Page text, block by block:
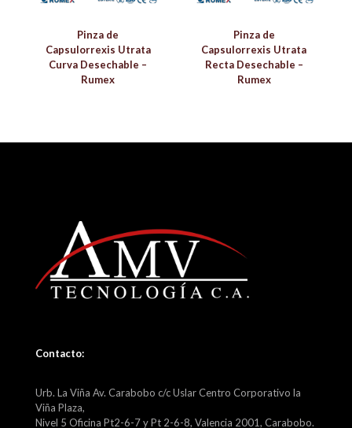
Pinza de
Capsulorrexis Utrata
Curva Desechable –
Rumex
Pinza de
Capsulorrexis Utrata
Recta Desechable –
Rumex
Contacto:
Urb. La Viña Av. Carabobo c/c Uslar Centro Corporativo la
Viña Plaza,
Nivel 5 Oficina Pt2-6-7 y Pt 2-6-8, Valencia 2001, Carabobo.